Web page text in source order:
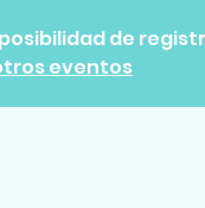
de
eventos